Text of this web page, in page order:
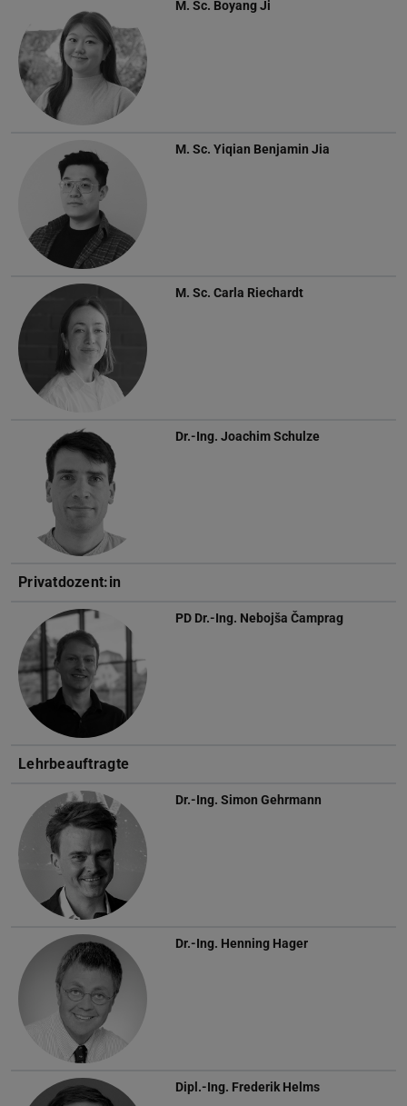
M. Sc. Boyang Ji
M. Sc. Yiqian Benjamin Jia
M. Sc. Carla Riechardt
Dr.-Ing. Joachim Schulze
Privatdozent:in
PD Dr.-Ing. Nebojša Čamprag
Lehrbeauftragte
Dr.-Ing. Simon Gehrmann
Dr.-Ing. Henning Hager
Dipl.-Ing. Frederik Helms